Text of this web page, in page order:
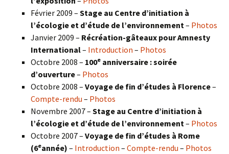
Février 2009 – Stage au Centre d’initiation à
l’écologie et d’étude de l’environnement – Photos
Janvier 2009 – Récréation-gâteaux pour Amnesty
International– Introduction – Photos
Octobre 2008 – 100e anniversaire : soirée
d’ouverture– Photos
Octobre 2008 – Voyage de fin d’études à Florence–
Compte-rendu – Photos
Novembre 2007 – Stage au Centre d’initiation à
l’écologie et d’étude de l’environnement – Photos
Octobre 2007 – Voyage de fin d’études à Rome
(6eannée) – Introduction – Compte-rendu – Photos